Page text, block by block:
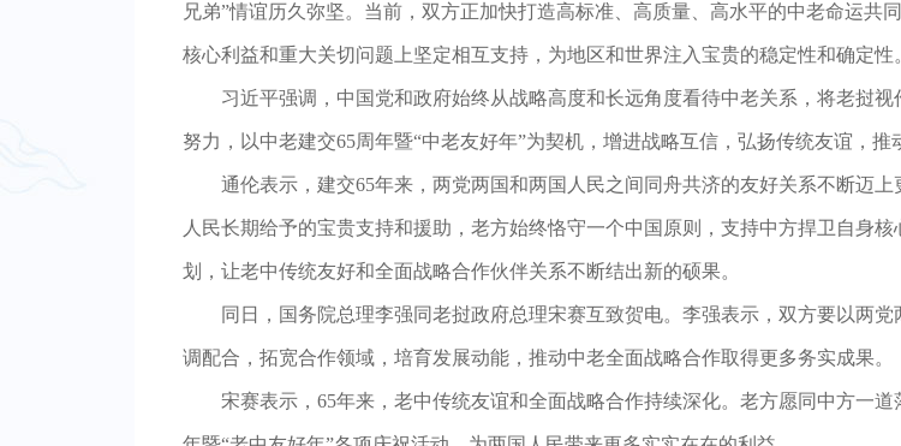
兄弟”情谊历久弥坚。当前，双方正加快打造高标准、高质量、高水平的中老命运
核心利益和重大关切问题上坚定相互支持，为地区和世界注入宝贵的稳定性和确定性
习近平强调，中国党和政府始终从战略高度和长远角度看待中老关系，将老挝
努力，以中老建交65周年暨“中老友好年”为契机，增进战略互信，弘扬传统友谊，
通伦表示，建交65年来，两党两国和两国人民之间同舟共济的友好关系不断迈
人民长期给予的宝贵支持和援助，老方始终恪守一个中国原则，支持中方捍卫自身
划，让老中传统友好和全面战略合作伙伴关系不断结出新的硕果。
同日，国务院总理李强同老挝政府总理宋赛互致贺电。李强表示，双方要以两
调配合，拓宽合作领域，培育发展动能，推动中老全面战略合作取得更多务实成果。
宋赛表示，65年来，老中传统友谊和全面战略合作持续深化。老方愿同中方一